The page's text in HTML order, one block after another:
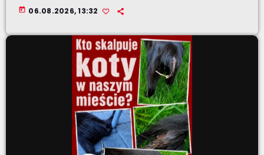
today 06.08.2026, 13:32